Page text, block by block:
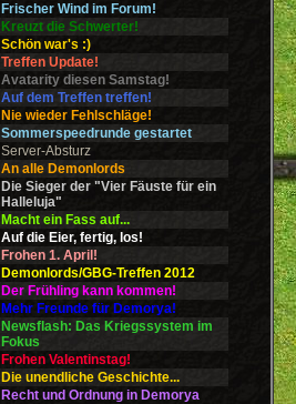
Frischer Wind im Forum!
Kreuzt die Schwerter!
Schön war's :)
Treffen Update!
Avatarity diesen Samstag!
Auf dem Treffen treffen!
Nie wieder Fehlschläge!
Sommerspeedrunde gestartet
Server-Absturz
An alle Demonlords
Die Sieger der "Vier Fäuste für ein
Halleluja"
Macht ein Fass auf...
Auf die Eier, fertig, los!
Frohen 1. April!
Demonlords/GBG-Treffen 2012
Der Frühling kann kommen!
Mehr Freunde für Demorya!
Newsflash: Das Kriegssystem im
Fokus
Frohen Valentinstag!
Die unendliche Geschichte...
Recht und Ordnung in Demorya